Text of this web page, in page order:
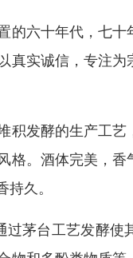
的六十年代，七
真实诚信，专注
积发酵的生产工
格。酒体完美，
久。
茅台工艺发酵